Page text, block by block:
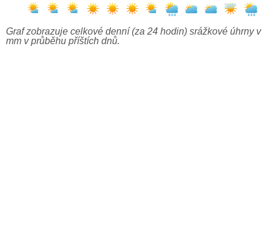
Graf zobrazuje celkové denní (za 24 hodin) srážkové úhrny v
mm v průběhu příštích dnů.